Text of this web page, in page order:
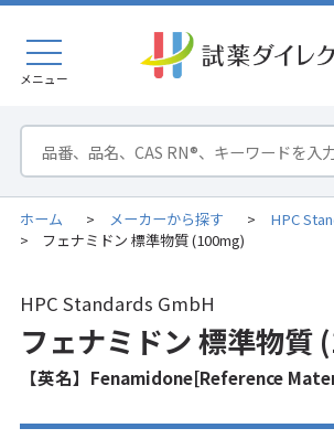
メニュー
ホーム > メーカーから探す > HPC
> フェナミドン 標準物質 (100mg)
HPC Standards GmbH
フェナミドン 標準物質
【英名】Fenamidone[Reference